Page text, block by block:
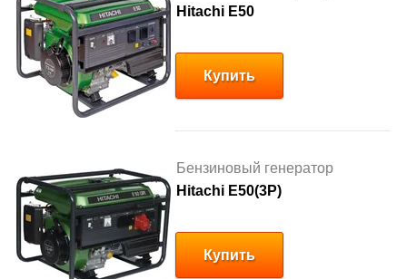
Hitachi E50
Купить
Бензиновый генератор
Hitachi E50(3P)
Купить